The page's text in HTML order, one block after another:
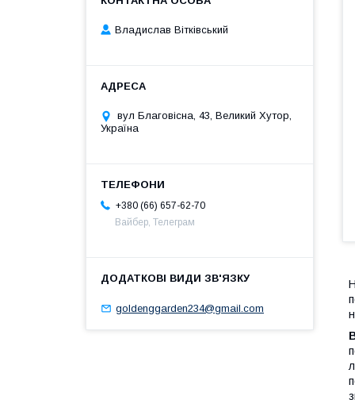
Владислав Вітківський
вул Благовісна, 43, Великий Хутор,
Україна
+380 (66) 657-62-70
Вайбер, Телеграм
goldenggarden234@gmail.com